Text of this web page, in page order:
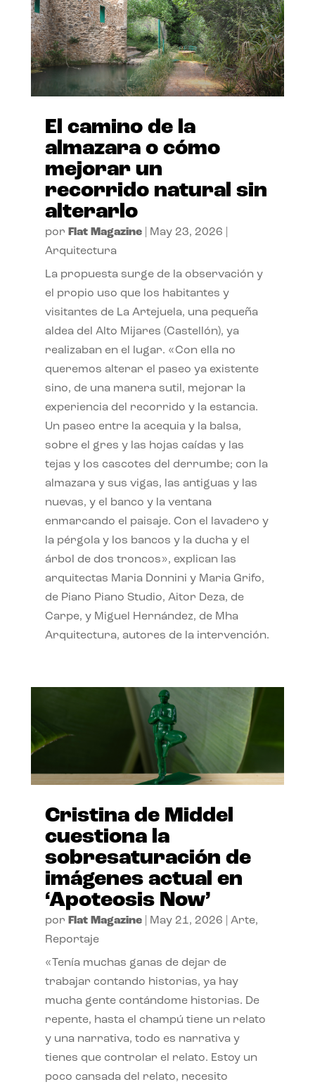
El camino de la
almazara o cómo
mejorar un
recorrido natural sin
alterarlo
por Flat Magazine| May 23, 2026
Arquitectura
La propuesta surge de la observación y
el propio uso que los habitantes y
visitantes de La Artejuela, una pequeña
aldea del Alto Mijares (Castellón), ya
realizaban en el lugar. «Con ella no
queremos alterar el paseo ya existente
sino, de una manera sutil, mejorar la
experiencia del recorrido y la estancia.
Un paseo entre la acequia y la balsa,
sobre el gres y las hojas caídas y las
tejas y los cascotes del derrumbe; con la
almazara y sus vigas, las antiguas y las
nuevas, y el banco y la ventana
enmarcando el paisaje. Con el lavadero y
la pérgola y los bancos y la ducha y el
árbol de dos troncos», explican las
arquitectas Maria Donnini y Maria Grifo,
de Piano Piano Studio, Aitor Deza, de
Carpe, y Miguel Hernández, de Mha
Arquitectura, autores de la intervención.
Cristina de Middel
cuestiona la
sobresaturación de
imágenes actual en
‘Apoteosis Now’
por Flat Magazine| May 21, 2026 Arte,
Reportaje
«Tenía muchas ganas de dejar de
trabajar contando historias, ya hay
mucha gente contándome historias. De
repente, hasta el champú tiene un relato
y una narrativa, todo es narrativa y
tienes que controlar el relato. Estoy un
poco cansada del relato, necesito